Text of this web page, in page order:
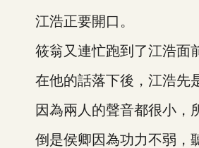
江浩正要開口。
筱翁又連忙跑到了江浩面前
在他的話落下後，江浩先是
因為兩人的聲音都很小，所
倒是侯卿因為功力不弱，聽